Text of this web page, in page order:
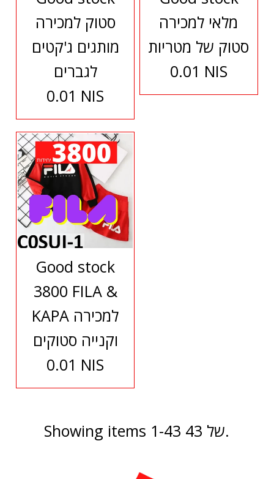
סטוק למכירה
מותגים ג'קטים
לגברים
0.01 NIS
מלאי למכירה
סטוק של מטריות
0.01 NIS
Good stock
3800 FILA &
KAPA למכירה
וקנייה סטוקים
0.01 NIS
Showing items 1-43 של 43.